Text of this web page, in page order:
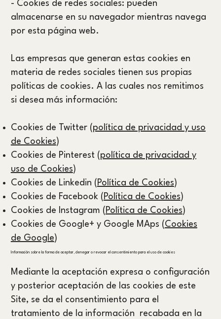
- Cookies de redes sociales: pueden
almacenarse en su navegador mientras navega
por esta página web.
Las empresas que generan estas cookies en
materia de redes sociales tienen sus propias
políticas de cookies. A las cuales nos remitimos
si desea más información:
Cookies de Twitter (política de privacidad y uso
de Cookies)
Cookies de Pinterest (política de privacidad y
uso de Cookies)
Cookies de Linkedin ( Política de Cookies)
Cookies de Facebook ( Política de Cookies)
Cookies de Instagram ( Política de Cookies)
Cookies de Google+ y Google MAps (Cookies
de Google)
Información sobre la forma de aceptar, denegar o revocar el consentimiento para el uso de cookies
Mediante la aceptación expresa o configuración
y posterior aceptación de las cookies de este
Site, se da el consentimiento para el
tratamiento de la información recabada en la